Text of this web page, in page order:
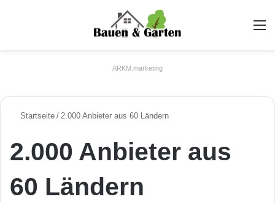
ARKM.marketing
Startseite / 2.000 Anbieter aus 60 Ländern
2.000 Anbieter aus
60 Ländern